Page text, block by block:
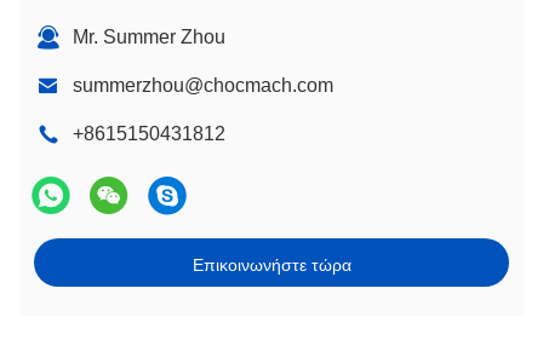
Mr. Summer Zhou
summerzhou@chocmach.com
+8615150431812
Επικοινωνήστε τώρα